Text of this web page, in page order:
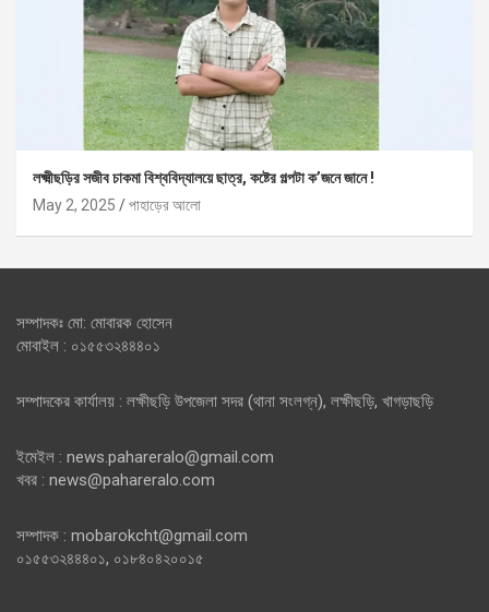
লক্ষ্মীছড়ির সজীব চাকমা বিশ্ববিদ্যালয়ে ছাত্র, কষ্টের গল্পটা ক’জনে জানে !
May 2, 2025
পাহাড়ের আলো
সম্পাদকঃ মো: মোবারক হোসেন
মোবাইল : ০১৫৫৩২৪৪৪০১
সম্পাদকের কার্যালয় : লক্ষীছড়ি উপজেলা সদর (থানা সংলগ্ন), লক্ষীছড়ি, খাগড়াছড়ি
ইমেইল : news.pahareralo@gmail.com
খবর : news@pahareralo.com
সম্পাদক : mobarokcht@gmail.com
০১৫৫৩২৪৪৪০১, ০১৮৪০৪২০০১৫